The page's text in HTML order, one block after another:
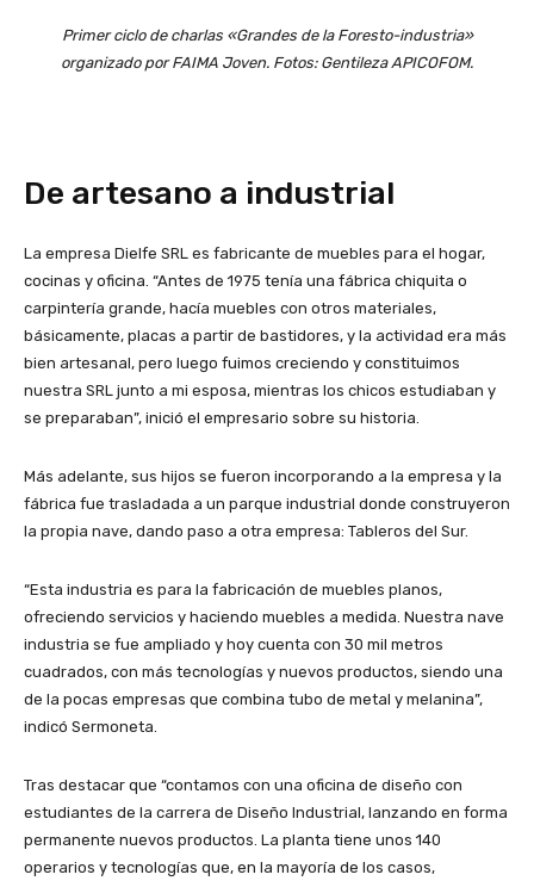
Primer ciclo de charlas «Grandes de la Foresto-industria»
organizado por FAIMA Joven. Fotos: Gentileza APICOFOM.
De artesano a industrial
La empresa Dielfe SRL es fabricante de muebles para el hogar,
cocinas y oficina. “Antes de 1975 tenía una fábrica chiquita o
carpintería grande, hacía muebles con otros materiales,
básicamente, placas a partir de bastidores, y la actividad era más
bien artesanal, pero luego fuimos creciendo y constituimos
nuestra SRL junto a mi esposa, mientras los chicos estudiaban y
se preparaban”, inició el empresario sobre su historia.
Más adelante, sus hijos se fueron incorporando a la empresa y la
fábrica fue trasladada a un parque industrial donde construyeron
la propia nave, dando paso a otra empresa: Tableros del Sur.
“Esta industria es para la fabricación de muebles planos,
ofreciendo servicios y haciendo muebles a medida. Nuestra nave
industria se fue ampliado y hoy cuenta con 30 mil metros
cuadrados, con más tecnologías y nuevos productos, siendo una
de la pocas empresas que combina tubo de metal y melanina”,
indicó Sermoneta.
Tras destacar que “contamos con una oficina de diseño con
estudiantes de la carrera de Diseño Industrial, lanzando en forma
permanente nuevos productos. La planta tiene unos 140
operarios y tecnologías que, en la mayoría de los casos,